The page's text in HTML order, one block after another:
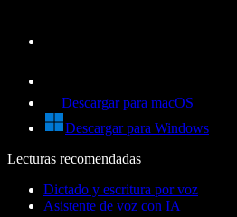
Descargar para macOS
Descargar para Windows
Lecturas recomendadas
Dictado y escritura por voz
Asistente de voz con IA